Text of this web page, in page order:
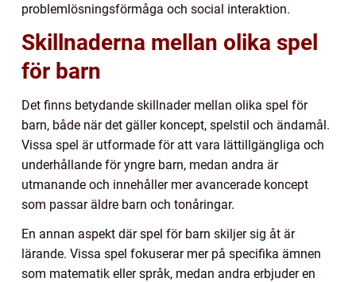
problemlösningsförmåga och social interaktion.
Skillnaderna mellan olika spel
för barn
Det finns betydande skillnader mellan olika spel för
barn, både när det gäller koncept, spelstil och ändamål.
Vissa spel är utformade för att vara lättillgängliga och
underhållande för yngre barn, medan andra är
utmanande och innehåller mer avancerade koncept
som passar äldre barn och tonåringar.
En annan aspekt där spel för barn skiljer sig åt är
lärande. Vissa spel fokuserar mer på specifika ämnen
som matematik eller språk, medan andra erbjuder en